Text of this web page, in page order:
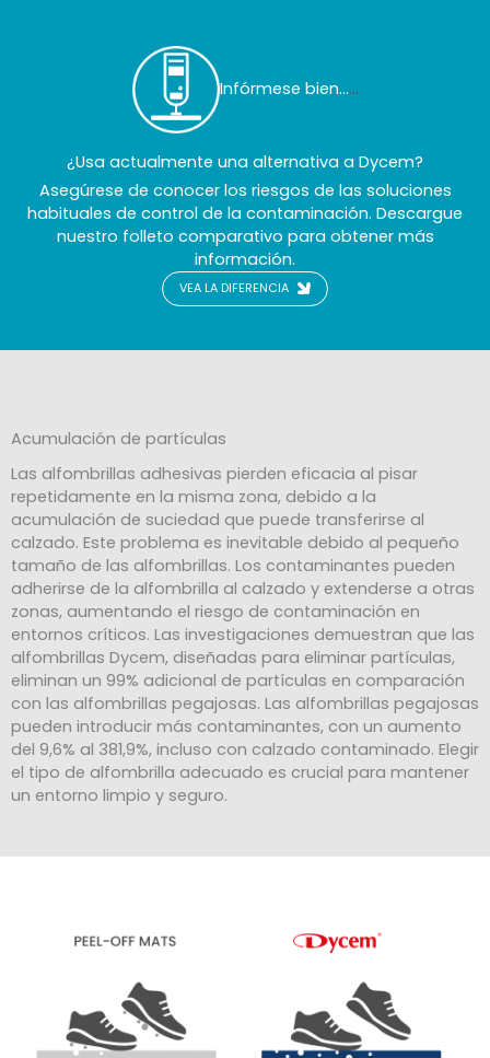
Infórmese bien…...
¿Usa actualmente una alternativa a Dycem?
Asegúrese de conocer los riesgos de las soluciones
habituales de control de la contaminación. Descargue
nuestro folleto comparativo para obtener más
información.
VEA LA DIFERENCIA
Acumulación de partículas
Las alfombrillas adhesivas pierden eficacia al pisar
repetidamente en la misma zona, debido a la
acumulación de suciedad que puede transferirse al
calzado. Este problema es inevitable debido al pequeño
tamaño de las alfombrillas. Los contaminantes pueden
adherirse de la alfombrilla al calzado y extenderse a otras
zonas, aumentando el riesgo de contaminación en
entornos críticos. Las investigaciones demuestran que las
alfombrillas Dycem, diseñadas para eliminar partículas,
eliminan un 99% adicional de partículas en comparación
con las alfombrillas pegajosas. Las alfombrillas pegajosas
pueden introducir más contaminantes, con un aumento
del 9,6% al 381,9%, incluso con calzado contaminado. Elegir
el tipo de alfombrilla adecuado es crucial para mantener
un entorno limpio y seguro.